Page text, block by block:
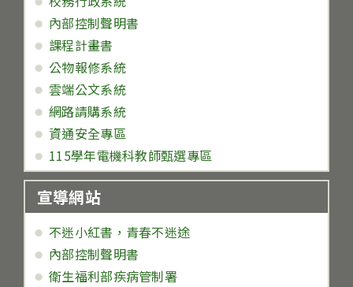
內部控制聲明書
課程計畫書
公物報修系統
雲端公文系統
網路請購系統
資通安全專區
115學年電機科教師甄選專區
宣導網站
不迷小紅書，青春不迷途
內部控制聲明書
衛生福利部疾病管制署